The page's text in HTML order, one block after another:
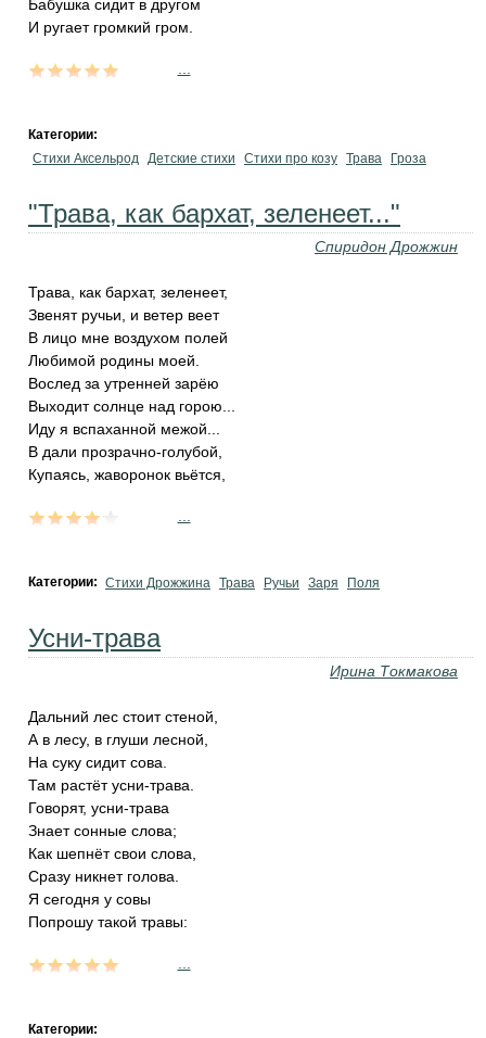
Бабушка сидит в другом
И ругает громкий гром.
Категории:
Стихи Аксельрод Детские стихи Стихи про козу Трава Гроза
"Трава, как бархат, зеленеет..."
Спиридон Дрожжин
Трава, как бархат, зеленеет,
Звенят ручьи, и ветер веет
В лицо мне воздухом полей
Любимой родины моей.
Вослед за утренней зарёю
Выходит солнце над горою...
Иду я вспаханной межой...
В дали прозрачно-голубой,
Купаясь, жаворонок вьётся,
Категории: Стихи Дрожжина Трава Ручьи Заря Поля
Усни-трава
Ирина Токмакова
Дальний лес стоит стеной,
А в лесу, в глуши лесной,
На суку сидит сова.
Там растёт усни-трава.
Говорят, усни-трава
Знает сонные слова;
Как шепнёт свои слова,
Сразу никнет голова.
Я сегодня у совы
Попрошу такой травы:
Категории: